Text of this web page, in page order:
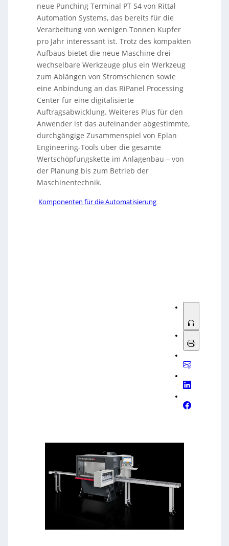
neue Punching Terminal PT S4 von Rittal
Automation Systems, das bereits für die
Verarbeitung von wenigen Tonnen Kupfer
pro Jahr interessant ist. Trotz des kompakten
Aufbaus bietet die neue Maschine drei
wechselbare Werkzeuge plus ein Werkzeug
zum Ablängen von Stromschienen sowie
eine Anbindung an das RiPanel Processing
Center für eine digitalisierte
Auftragsabwicklung. Weiteres Plus für den
Anwender ist das aufeinander abgestimmte,
durchgängige Zusammenspiel von Eplan
Engineering-Tools über die gesamte
Wertschöpfungskette im Anlagenbau – von
der Planung bis zum Betrieb der
Maschinentechnik.
Komponenten für die Automatisierung